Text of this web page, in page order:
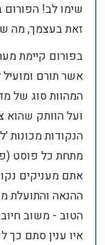
שימו לב! הפורום
זאת בעצמך, מה
בפורום קיימת
אשר תורם ומועיל
המהוות סוג של
ועל הוותק שהוא
הנקודות מכונות
מתחת כל פוסט
אתם מעניקים
ההנאה והתועלת
הטוב - משוב
איו ענין סתם